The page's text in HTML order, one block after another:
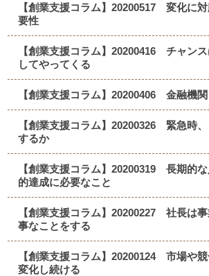
【創業支援コラム】20200517 変化に
要性
【創業支援コラム】20200416 チャン
してやってくる
【創業支援コラム】20200406 金融機
【創業支援コラム】20200326 緊急時
するか
【創業支援コラム】20200319 長期的
的達成に必要なこと
【創業支援コラム】20200227 社長は
事なことをする
【創業支援コラム】20200124 市場や
変化し続ける